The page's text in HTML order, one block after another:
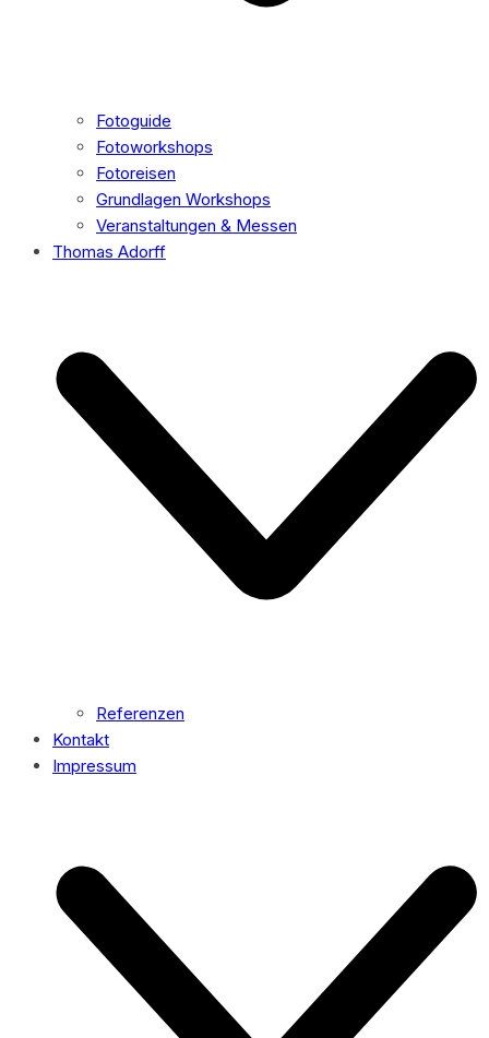
Fotoguide
Fotoworkshops
Fotoreisen
Grundlagen Workshops
Veranstaltungen & Messen
Thomas Adorff
Referenzen
Kontakt
Impressum